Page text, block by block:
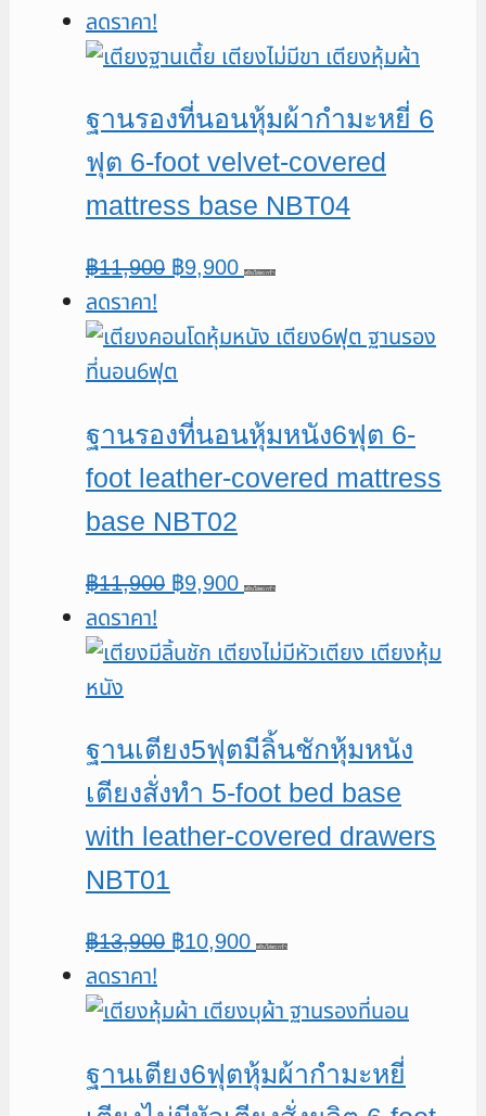
ลดราคา!
ฐานรองที่นอนหุ้มผ้ากำมะหยี่ 6
ฟุต 6-foot velvet-covered
mattress base NBT04
฿11,900 Original
was:
฿11,900.
฿9,900Current
is:
หยิบใส่ตะกร้า
ลดราคา!
ฐานรองที่นอนหุ้มหนัง6ฟุต 6-
foot leather-covered mattress
base NBT02
฿11,900 Original
was:
฿9,900Current
is:
หยิบใส่ตะกร้า
ลดราคา!
ฐานเตียง5ฟุตมีลิ้นชักหุ้มหนัง
เตียงสั่งทำ 5-foot bed base
with leather-covered drawers
NBT01
฿13,900 Original
was:
฿10,900Current
is:
หยิบใส่ตะกร้า
ลดราคา!
ฐานเตียง6ฟุตหุ้มผ้ากำมะหยี่